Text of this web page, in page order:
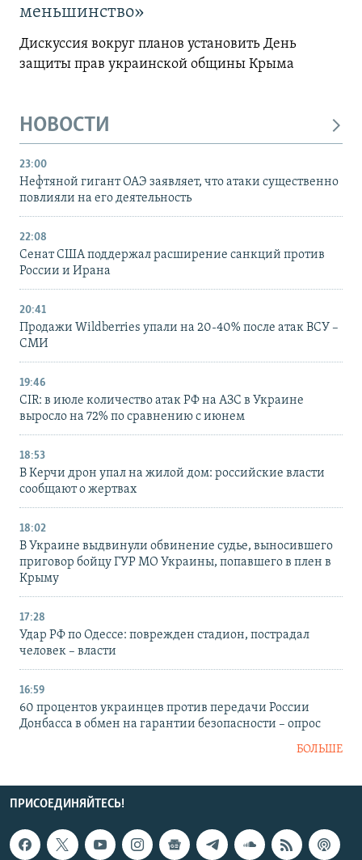
меньшинство»
Дискуссия вокруг планов установить День
защиты прав украинской общины Крыма
НОВОСТИ
23:00
Нефтяной гигант ОАЭ заявляет, что атаки существенно
повлияли на его деятельность
22:08
Сенат США поддержал расширение санкций против
России и Ирана
20:41
Продажи Wildberries упали на 20-40% после атак ВСУ –
СМИ
19:46
CIR: в июле количество атак РФ на АЗС в Украине
выросло на 72% по сравнению с июнем
18:53
В Керчи дрон упал на жилой дом: российские власти
сообщают о жертвах
18:02
В Украине выдвинули обвинение судье, выносившего
приговор бойцу ГУР МО Украины, попавшего в плен в
Крыму
17:28
Удар РФ по Одессе: поврежден стадион, пострадал
человек – власти
16:59
60 процентов украинцев против передачи России
Донбасса в обмен на гарантии безопасности – опрос
БОЛЬШЕ
ПРИСОЕДИНЯЙТЕСЬ!